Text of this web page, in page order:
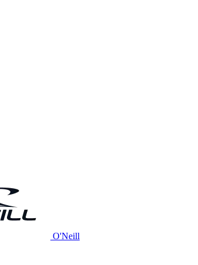
O'Neill